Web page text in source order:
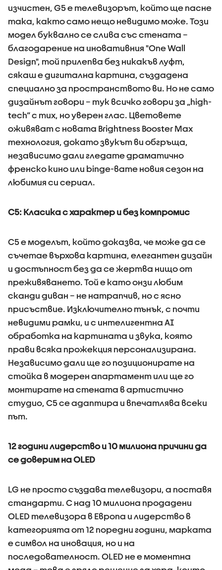
изчистен, G5 е телевизорът, който ще пасне
така, както само нещо невидимо може. Този
модел буквално се слива със стената –
благодарение на иновативния "One Wall
Design", той прилепва без никакъв луфт,
сякаш е дигитална картина, създадена
специално за пространството ви. Но не само
дизайнът говори – тук всичко говори за „high-
tech“ с тих, но уверен глас. Цветовете
оживяват с новата Brightness Booster Max
технология, докато звукът ви обгръща,
независимо дали гледате драматично
френско кино или binge-вате новия сезон на
любимия си сериал.
C5: Класика с характер и без компромис
C5 е моделът, който доказва, че може да се
съчетае върхова картина, елегантен дизайн
и достъпност без да се жертва нищо от
преживяването. Той е като онзи любим
сканди диван – не натрапчив, но с ясно
присъствие. Изключително тънък, с почти
невидими рамки, и с интелигентна AI
обработка на картината и звука, която
прави всяка прожекция персонализирана.
Независимо дали ще го позиционирате на
стойка в модерен апартамент или ще го
монтирате на стената в артистично
студио, C5 се адаптира и впечатлява всеки
път.
12 години лидерство и 10 милиона причини да
се доверим на OLED
LG не просто създава телевизори, а поставя
стандарти. С над 10 милиона продадени
OLED телевизора в Европа и лидерство в
категорията от 12 поредни години, марката
е символ на иновация, но и на
последователност. OLED не е моментна